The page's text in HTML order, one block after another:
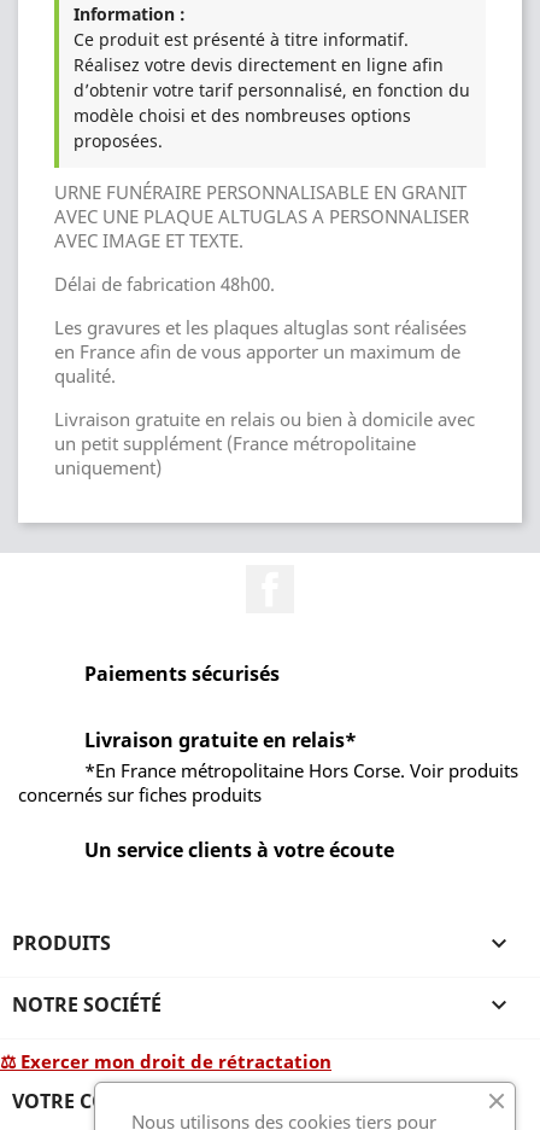
Information :
Ce produit est présenté à titre informatif.
Réalisez votre devis directement en ligne afin
d’obtenir votre tarif personnalisé, en fonction du
modèle choisi et des nombreuses options
proposées.
URNE FUNÉRAIRE PERSONNALISABLE EN GRANIT
AVEC UNE PLAQUE ALTUGLAS A PERSONNALISER
AVEC IMAGE ET TEXTE.
Délai de fabrication 48h00.
Les gravures et les plaques altuglas sont réalisées
en France afin de vous apporter un maximum de
qualité.
Livraison gratuite en relais ou bien à domicile avec
un petit supplément (France métropolitaine
uniquement)
Paiements sécurisés
Livraison gratuite en relais*
*En France métropolitaine Hors Corse. Voir produits
concernés sur fiches produits
Un service clients à votre écoute
PRODUITS 
NOTRE SOCIÉTÉ 
⚖ Exercer mon droit de rétractation
VOTRE COMPTE 
Nous utilisons des cookies tiers pour